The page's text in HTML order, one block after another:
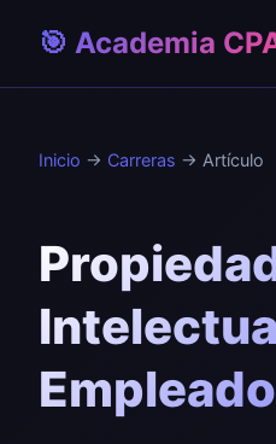
🎯 Academia
Inicio → Carreras → Artículo
Empleado